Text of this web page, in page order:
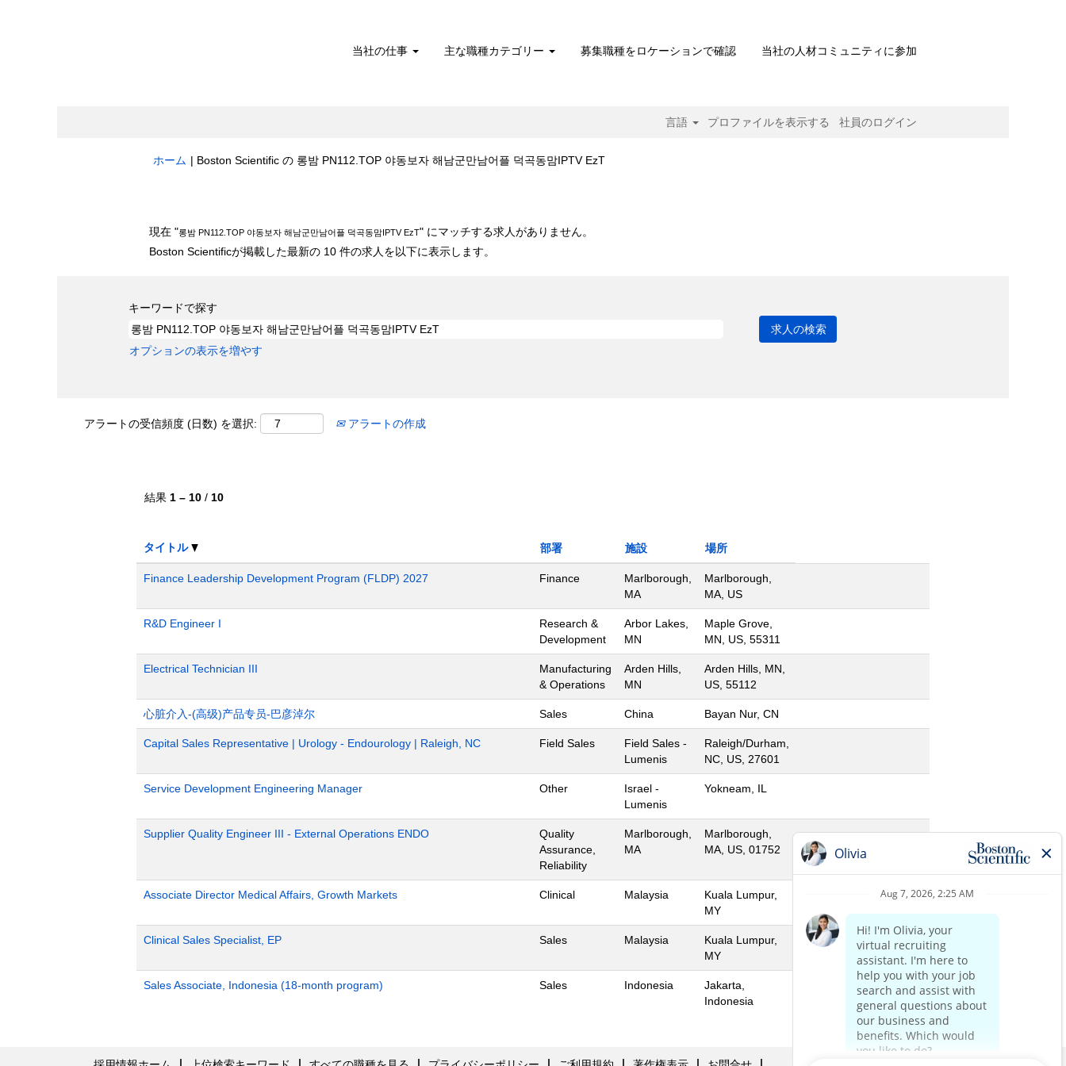
当社の仕事 主な職種カテゴリー 募集職種をロケーションで確認 当社の人材コミュニティに参加
言語 プロファイルを表示する 社員のログイン
ホーム | Boston Scientific の 롱밤 PN112.TOP 야동보자 해남군만남어플 덕곡동맘IPTV EzT(現
現在 "롱밤 PN112.TOP 야동보자 해남군만남어플 덕곡동맘IPTV EzT" にマッチする求人がありません。
Boston Scientificが掲載した最新の 10 件の求人を以下に表示します。
キーワードで探す
オプションの表示を増やす
アラートの受信頻度 (日数) を選択: アラートの作成
結果 1 – 10 / 10
タイトル 部署 施設 場所
Finance Leadership Development Program (FLDP) 2027 Finance
Marlborough,
MA
Marlborough,
MA, US
R&D Engineer I
Research &
Development
Arbor Lakes,
MN
Maple Grove,
MN, US, 55311
Electrical Technician III
Manufacturing
& Operations
Arden Hills,
MN
Arden Hills, MN,
US, 55112
心脏介入-(高级)产品专员-巴彦淖尔 Sales China Bayan Nur, CN
Capital Sales Representative | Urology - Endourology | Raleigh, NC Field Sales
Field Sales -
Lumenis
Raleigh/Durham,
NC, US, 27601
Service Development Engineering Manager Other
Israel -
Lumenis
Yokneam, IL
Supplier Quality Engineer III - External Operations ENDO
Quality
Assurance,
Reliability
Marlborough,
MA
Marlborough,
MA, US, 01752
Associate Director Medical Affairs, Growth Markets Clinical Malaysia
Kuala Lumpur,
MY
Clinical Sales Specialist, EP Sales Malaysia
Kuala Lumpur,
MY
Sales Associate, Indonesia (18-month program) Sales Indonesia
Jakarta,
Indonesia